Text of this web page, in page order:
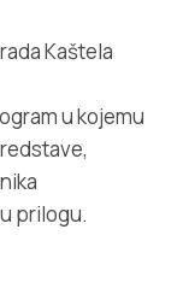
Kaštela
u kojemu
prilogu.